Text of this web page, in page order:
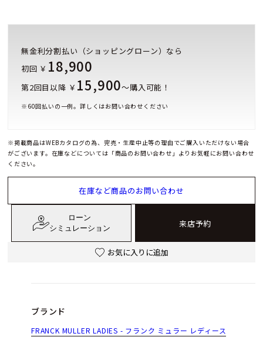
無金利分割払い（ショッピングローン）なら
初回 ￥ 18,900
第2回目以降 ￥ 15,900～購入可能！
※ 60回払いの一例。詳しくはお問い合わせください
※掲載商品はWEBカタログの為、完売・生産中止等の理由でご購入いただけない場合
がございます。在庫などについては「商品のお問い合わせ」よりお気軽にお問い合わせ
ください。
在庫など商品のお問い合わせ
ローン
シミュレーション
来店予約
お気に入りに追加
ブランド
FRANCK MULLER LADIES - フランク ミュラー レディース